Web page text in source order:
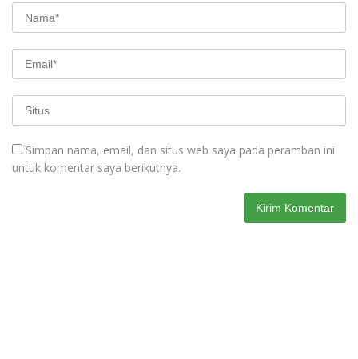
Simpan nama, email, dan situs web saya pada peramban ini
untuk komentar saya berikutnya.